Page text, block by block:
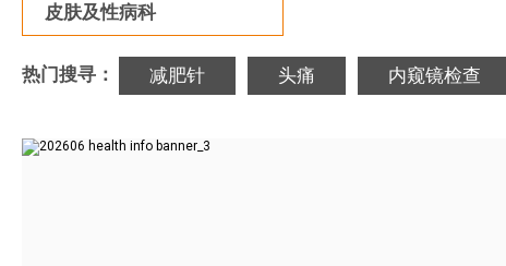
皮肤及性病科
热门搜寻： 减肥针 头痛 内窥镜检查